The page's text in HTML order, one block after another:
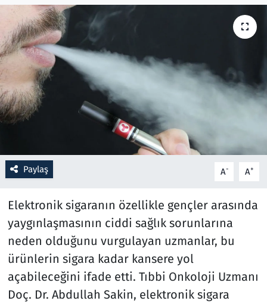
Paylaş A- A+
Elektronik sigaranın özellikle gençler arasında
yaygınlaşmasının ciddi sağlık sorunlarına
neden olduğunu vurgulayan uzmanlar, bu
ürünlerin sigara kadar kansere yol
açabileceğini ifade etti. Tıbbi Onkoloji Uzmanı
Doç. Dr. Abdullah Sakin, elektronik sigara
Ramazan
Resmi İlanlar
Rüya Tabirleri
Seçim 2023
Spor
Teknoloji ve Bilim
Televizyon